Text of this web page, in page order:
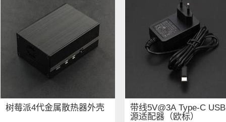
树莓派4代金属散热器外壳
带线5V@3A Type-C
源适配器（欧标）